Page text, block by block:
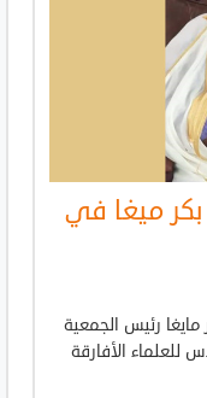
بكر ميغا في
مايغا رئيس الجمعية
الأفارقة